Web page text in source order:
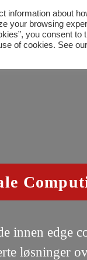
innen edge
løsninger
information about
your browsing
you consent to
of cookies. See our